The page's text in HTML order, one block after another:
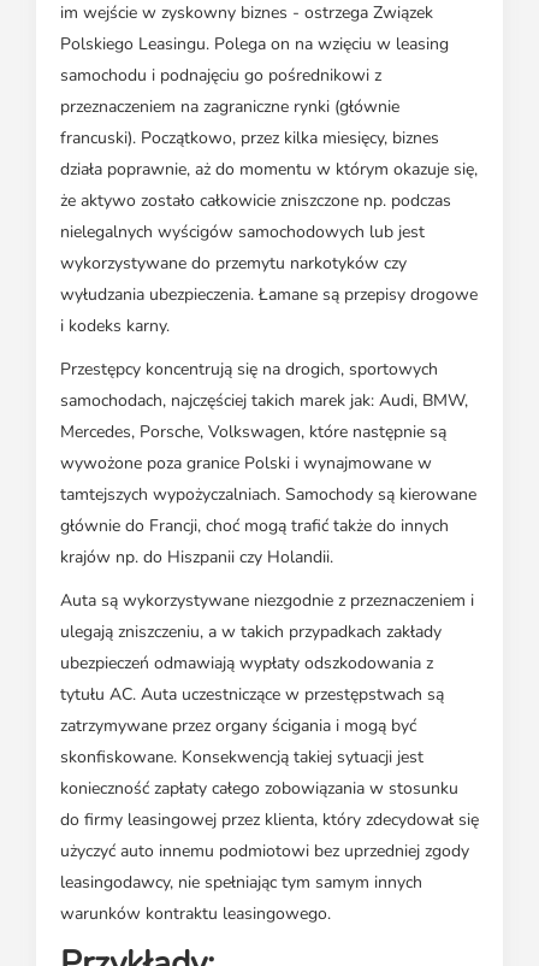
im wejście w zyskowny biznes - ostrzega Związek
Polskiego Leasingu. Polega on na wzięciu w leasing
samochodu i podnajęciu go pośrednikowi z
przeznaczeniem na zagraniczne rynki (głównie
francuski). Początkowo, przez kilka miesięcy, biznes
działa poprawnie, aż do momentu w którym okazuje się,
że aktywo zostało całkowicie zniszczone np. podczas
nielegalnych wyścigów samochodowych lub jest
wykorzystywane do przemytu narkotyków czy
wyłudzania ubezpieczenia. Łamane są przepisy drogowe
i kodeks karny.
Przestępcy koncentrują się na drogich, sportowych
samochodach, najczęściej takich marek jak: Audi, BMW,
Mercedes, Porsche, Volkswagen, które następnie są
wywożone poza granice Polski i wynajmowane w
tamtejszych wypożyczalniach. Samochody są kierowane
głównie do Francji, choć mogą trafić także do innych
krajów np. do Hiszpanii czy Holandii.
Auta są wykorzystywane niezgodnie z przeznaczeniem i
ulegają zniszczeniu, a w takich przypadkach zakłady
ubezpieczeń odmawiają wypłaty odszkodowania z
tytułu AC. Auta uczestniczące w przestępstwach są
zatrzymywane przez organy ścigania i mogą być
skonfiskowane. Konsekwencją takiej sytuacji jest
konieczność zapłaty całego zobowiązania w stosunku
do firmy leasingowej przez klienta, który zdecydował się
użyczyć auto innemu podmiotowi bez uprzedniej zgody
leasingodawcy, nie spełniając tym samym innych
warunków kontraktu leasingowego.